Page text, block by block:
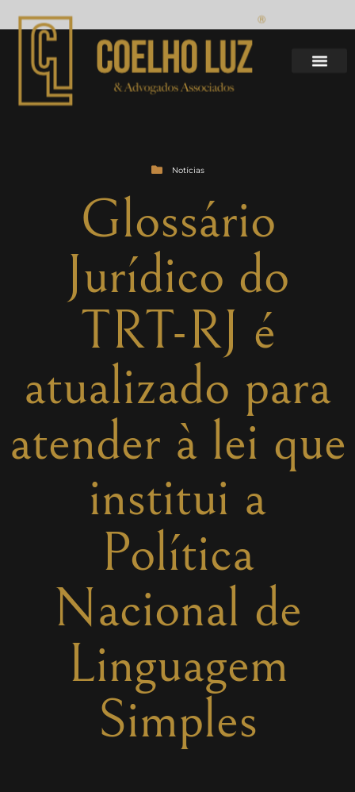
Notícias
Glossário
Jurídico do
TRT-RJ é
atualizado para
atender à lei que
institui a
Política
Nacional de
Linguagem
Simples